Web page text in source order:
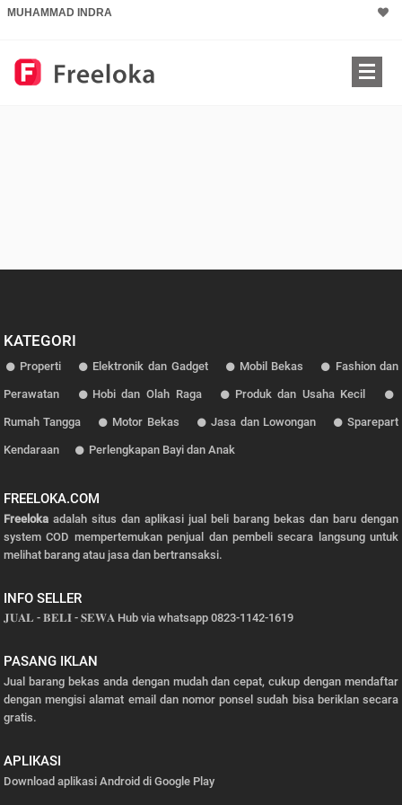
MUHAMMAD INDRA
KATEGORI
Properti Elektronik dan Gadget Mobil Bekas Fashion dan
Perawatan Hobi dan Olah Raga Produk dan Usaha Kecil
Rumah Tangga Motor Bekas Jasa dan Lowongan Sparepart
Kendaraan Perlengkapan Bayi dan Anak
FREELOKA.COM
Freelokaadalah situs dan aplikasi jual beli barang bekas dan baru dengan
system COD mempertemukan penjual dan pembeli secara langsung untuk
melihat barang atau jasa dan bertransaksi.
INFO SELLER
𝐉𝐔𝐀𝐋 - 𝐁𝐄𝐋𝐈 - 𝐒𝐄𝐖𝐀 Hub via whatsapp 0823-1142-1619
PASANG IKLAN
Jual barang bekas anda dengan mudah dan cepat, cukup dengan mendaftar
dengan mengisi alamat email dan nomor ponsel sudah bisa beriklan secara
gratis.
APLIKASI
Download aplikasi Android di Google Play